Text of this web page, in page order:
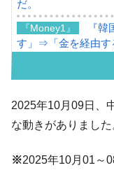
だ。
『Money1』
『
す」⇒「金を経由す
ル」まで拡大 ⇒ 海
『Money1』
韓国
い「50.5％」に上昇
た ⇒ 国家が行った
2025年10月09日、
な動きがありました
※2025年10月01～